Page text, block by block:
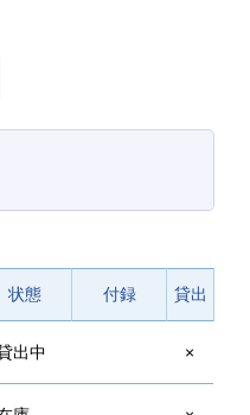
状態 付録 貸出
出中 ×